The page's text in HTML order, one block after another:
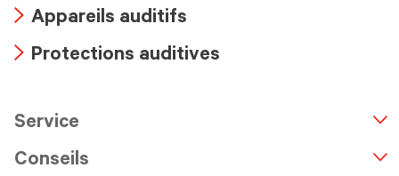
icon
icon
Appareils auditifs
Protections auditives
Service
Conseils